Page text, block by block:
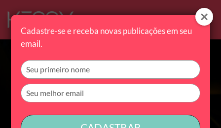
Cadastre-se e receba novas publicações em seu
email.
Digite
seu
nome
Digite
seu